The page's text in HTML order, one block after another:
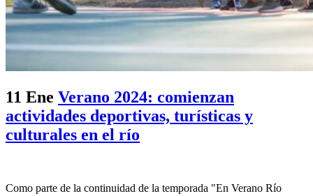
11 Ene Verano 2024: comienzan
actividades deportivas, turísticas y
culturales en el río
Como parte de la continuidad de la temporada "En Verano Río